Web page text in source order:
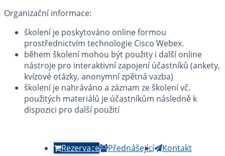
Organizační informace:
školení je poskytováno online formou
prostřednictvím technologie Cisco Webex.
během školení mohou být použity i další online
nástroje pro interaktivní zapojení účastníků (ankety,
kvízové otázky, anonymní zpětná vazba)
školení je nahráváno a záznam ze školení vč.
použitých materiálů je účastníkům následně k
dispozici pro další použití
Rezervace Přednášející Kontakt